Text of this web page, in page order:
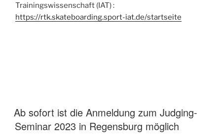
Trainingswissenschaft (IAT) :
https://rtk.skateboarding.sport-iat.de/startseite
Ab sofort ist die Anmeldung zum Judging-
Seminar 2023 in Regensburg möglich